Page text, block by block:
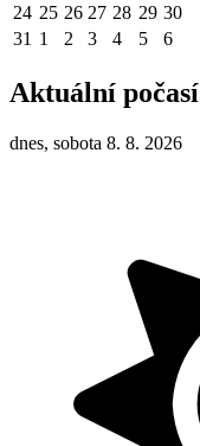
24 25 26 27 28 29 30
31 1 2 3 4 5 6
Aktuální počasí
dnes, sobota 8. 8. 2026